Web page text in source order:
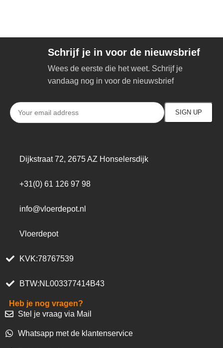
Schrijf je in voor de nieuwsbrief
Wees de eerste die het weet. Schrijf je
vandaag nog in voor de nieuwsbrief
Dijkstraat 72, 2675 AZ Honselersdijk
+31(0) 61 126 97 98
info@vloerdepot.nl
Vloerdepot
KVK:78767539
BTW:NL003377414B43
Heb je nog vragen?
Stel je vraag via Mail
Whatsapp met de klantenservice